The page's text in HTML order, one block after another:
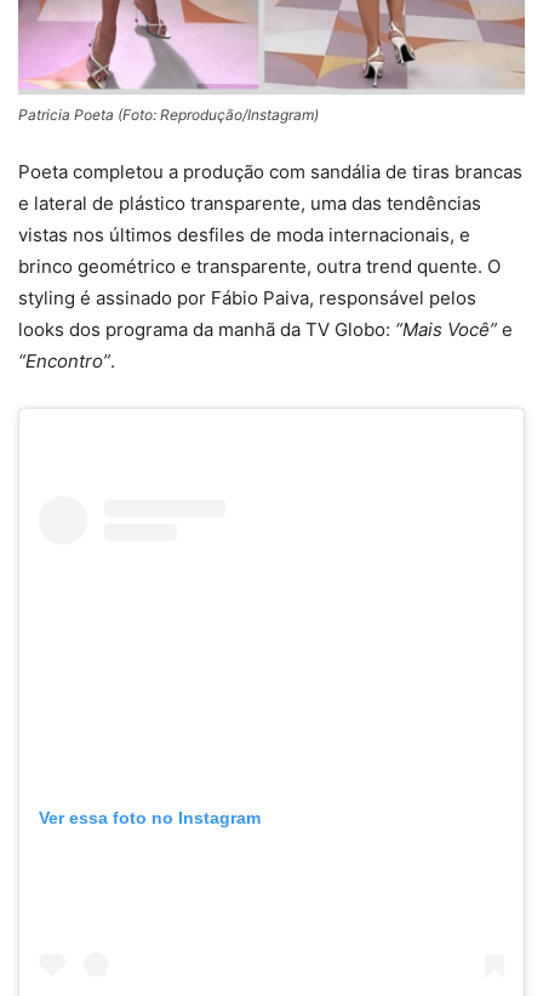
Patricia Poeta (Foto: Reprodução/Instagram)
Poeta completou a produção com sandália de tiras brancas
e lateral de plástico transparente, uma das tendências
vistas nos últimos desfiles de moda internacionais, e
brinco geométrico e transparente, outra trend quente. O
styling é assinado por Fábio Paiva, responsável pelos
looks dos programa da manhã da TV Globo: “Mais Você” e
“Encontro”.
Ver essa foto no Instagram